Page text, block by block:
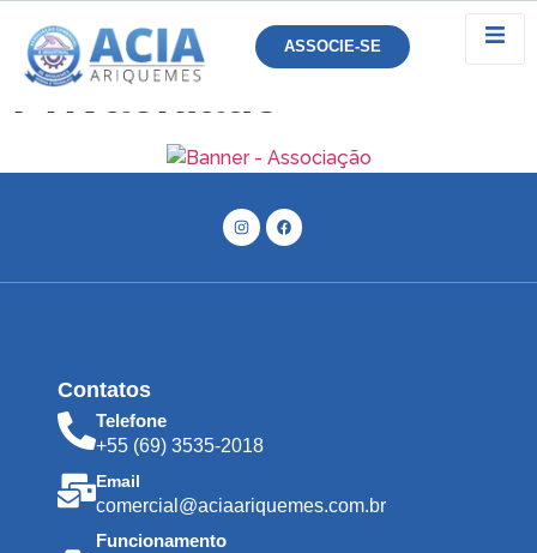
ASSOCIE-SE
Política de
Privacidade
Contatos
Telefone
+55 (69) 3535-2018
Email
comercial@aciaariquemes.com.br
Funcionamento